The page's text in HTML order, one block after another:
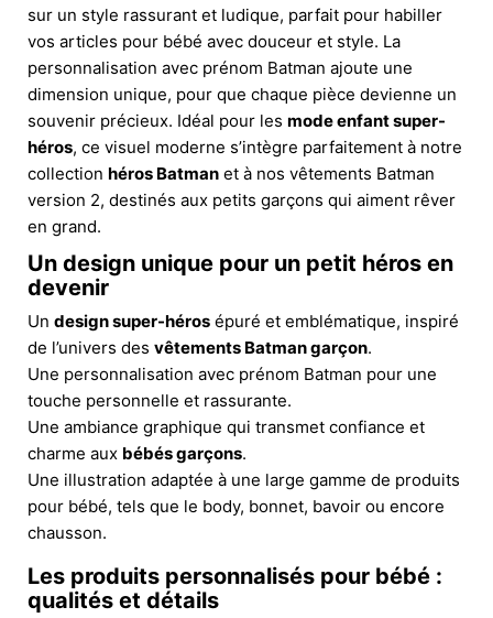
sur un style rassurant et ludique, parfait pour habiller
vos articles pour bébé avec douceur et style. La
personnalisation avec prénom Batman ajoute une
dimension unique, pour que chaque pièce devienne un
souvenir précieux. Idéal pour les mode enfant super-
héros, ce visuel moderne s’intègre parfaitement à notre
collection héros Batman et à nos vêtements Batman
version 2, destinés aux petits garçons qui aiment rêver
en grand.
Un design unique pour un petit héros en
devenir
Un design super-héros épuré et emblématique, inspiré
de l’univers des vêtements Batman garçon.
Une personnalisation avec prénom Batman pour une
touche personnelle et rassurante.
Une ambiance graphique qui transmet confiance et
charme aux bébés garçons.
Une illustration adaptée à une large gamme de produits
pour bébé, tels que le body, bonnet, bavoir ou encore
chausson.
Les produits personnalisés pour bébé :
qualités et détails